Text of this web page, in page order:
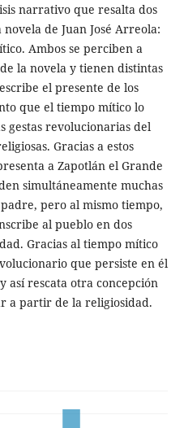
narrativo que resalta dos
de Juan José Arreola:
Ambos se perciben a
la novela y tienen distintas
el presente de los
que el tiempo mítico lo
gestas revolucionarias del
Gracias a estos
a Zapotlán el Grande
simultáneamente muchas
pero al mismo tiempo,
al pueblo en dos
Gracias al tiempo mítico
que persiste en él
así rescata otra concepción
a partir de la religiosidad.